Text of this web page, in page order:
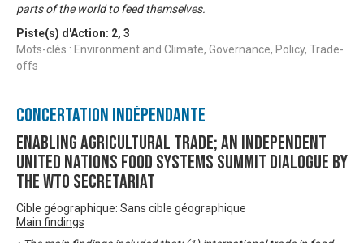
parts of the world to feed themselves.
Piste(s) d'Action: 2, 3
Mots-clés : Environment and Climate, Governance, Policy, Trade-
offs
Concertation Indépendante
Enabling Agricultural Trade; An Independent
United Nations Food Systems Summit Dialogue by
the WTO Secretariat
Cible géographique: Sans cible géographique
Main findings